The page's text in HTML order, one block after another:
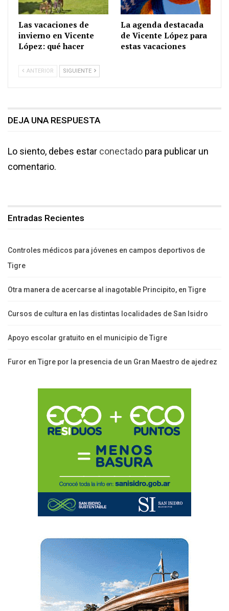
Las vacaciones de
invierno en Vicente
López: qué hacer
La agenda destacada
de Vicente López para
estas vacaciones
ANTERIOR SIGUIENTE
DEJA UNA RESPUESTA
Lo siento, debes estar conectado para publicar un
comentario.
Entradas Recientes
Controles médicos para jóvenes en campos deportivos de
Tigre
Otra manera de acercarse al inagotable Principito, en Tigre
Cursos de cultura en las distintas localidades de San Isidro
Apoyo escolar gratuito en el municipio de Tigre
Furor en Tigre por la presencia de un Gran Maestro de ajedrez